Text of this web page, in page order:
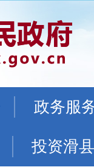
政务服
投资滑县